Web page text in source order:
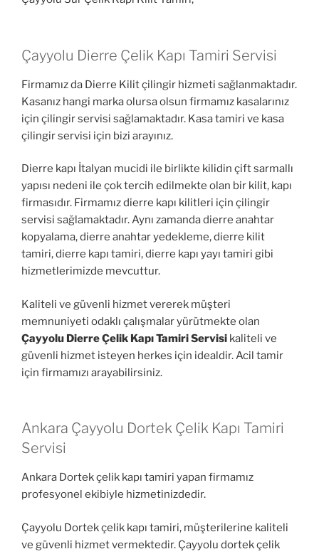
Çayyolu Dierre Çelik Kapı Tamiri Servisi
Firmamız da Dierre Kilit çilingir hizmeti sağlanmaktadır.
Kasanız hangi marka olursa olsun firmamız kasalarınız
için çilingir servisi sağlamaktadır. Kasa tamiri ve kasa
çilingir servisi için bizi arayınız.
Dierre kapı İtalyan mucidi ile birlikte kilidin çift sarmallı
yapısı nedeni ile çok tercih edilmekte olan bir kilit, kapı
firmasıdır. Firmamız dierre kapı kilitleri için çilingir
servisi sağlamaktadır. Aynı zamanda dierre anahtar
kopyalama, dierre anahtar yedekleme, dierre kilit
tamiri, dierre kapı tamiri, dierre kapı yayı tamiri gibi
hizmetlerimizde mevcuttur.
Kaliteli ve güvenli hizmet vererek müşteri
memnuniyeti odaklı çalışmalar yürütmekte olan
Çayyolu Dierre Çelik Kapı Tamiri Servisi kaliteli ve
güvenli hizmet isteyen herkes için idealdir. Acil tamir
için firmamızı arayabilirsiniz.
Ankara Çayyolu Dortek Çelik Kapı Tamiri
Servisi
Ankara Dortek çelik kapı tamiri yapan firmamız
profesyonel ekibiyle hizmetinizdedir.
Çayyolu Dortek çelik kapı tamiri, müşterilerine kaliteli
ve güvenli hizmet vermektedir. Çayyolu dortek çelik